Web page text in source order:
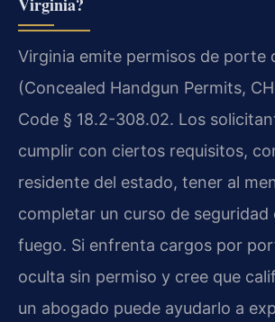
Virginia emite permisos de porte
(Concealed Handgun Permits,
Code § 18.2-308.02. Los
cumplir con ciertos requisitos,
residente del estado, tener al
completar un curso de seguridad
fuego. Si enfrenta cargos por
oculta sin permiso y cree que
un abogado puede ayudarlo a